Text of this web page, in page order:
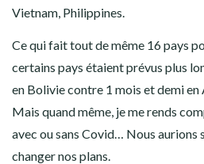
Vietnam, Philippines.
Ce qui fait tout de même 16 pays
certains pays étaient prévus plus
en Bolivie contre 1 mois et demi en
Mais quand même, je me rends
avec ou sans Covid… Nous aurions
changer nos plans.